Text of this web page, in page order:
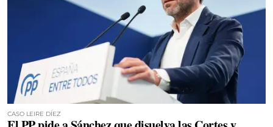
CASO LEIRE DÍEZ